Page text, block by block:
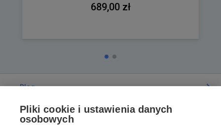
689,00 zł
Blog
Poradnia
Pliki cookie i ustawienia danych
osobowych